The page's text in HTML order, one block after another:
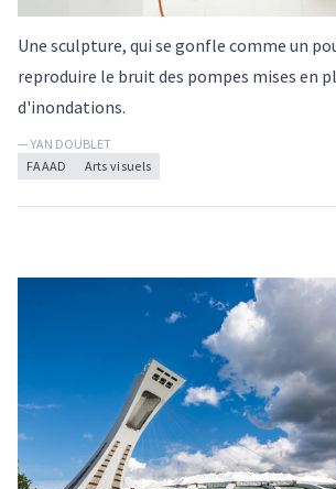
Une sculpture, qui se gonfle comme un
reproduire le bruit des pompes mises en
d'inondations.
— YAN DOUBLET
FAAAD
Arts visuels